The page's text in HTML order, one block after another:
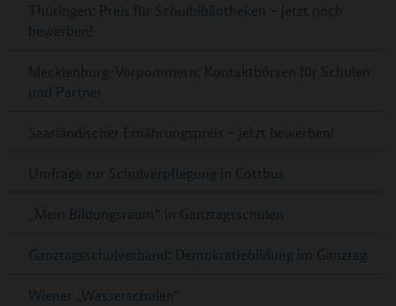
Thüringen: Preis für Schulbibliotheken – jetzt noch
bewerben!
Mecklenburg-Vorpommern: Kontaktbörsen für Schulen
und Partner
Saarländischer Ernährungspreis – jetzt bewerben!
Umfrage zur Schulverpflegung in Cottbus
„Mein Bildungsraum“ in Ganztagsschulen
Ganztagsschulverband: Demokratiebildung im Ganztag
Wiener „Wasserschulen“